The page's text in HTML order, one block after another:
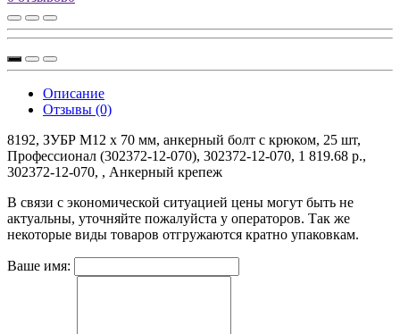
Описание
Отзывы (0)
8192, ЗУБР М12 x 70 мм, анкерный болт с крюком, 25 шт,
Профессионал (302372-12-070), 302372-12-070, 1 819.68 р.,
302372-12-070, , Анкерный крепеж
В связи с экономической ситуацией цены могут быть не
актуальны, уточняйте пожалуйста у операторов. Так же
некоторые виды товаров отгружаются кратно упаковкам.
Ваше имя: